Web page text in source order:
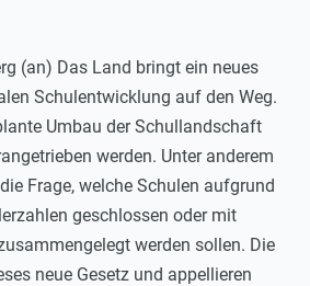
(an) Das Land bringt ein neues
Schulentwicklung auf den Weg.
Umbau der Schullandschaft
werden. Unter anderem
Frage, welche Schulen aufgrund
geschlossen oder mit
werden sollen. Die
neue Gesetz und appellieren